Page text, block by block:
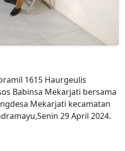
1615 Haurgeulis
Babinsa Mekarjati bersama
Mekarjati kecamatan
29 April 2024.